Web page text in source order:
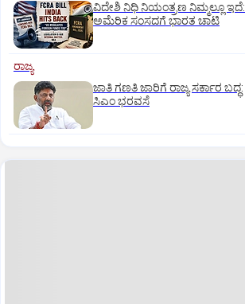
ವಿದೇಶಿ ನಿಧಿ ನಿಯಂತ್ರಣ ನಿಮ್ಮಲ್ಲೂ ಇದೆ:
ಅಮೆರಿಕ ಸಂಸದಗೆ ಭಾರತ ಚಾಟಿ
ರಾಜ್ಯ
ಜಾತಿ ಗಣತಿ ಜಾರಿಗೆ ರಾಜ್ಯ ಸರ್ಕಾರ ಬದ್ಧ:
ಸಿಎಂ ಭರವಸೆ